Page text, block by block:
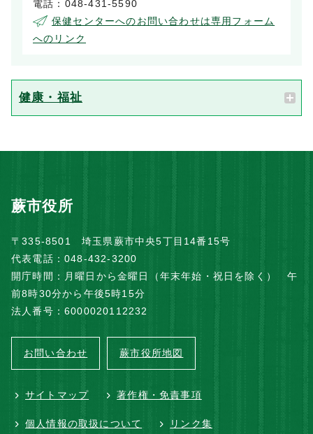
電話：048-431-5590
保健センターへのお問い合わせは専用フォーム
へのリンク
健康・福祉
蕨市役所
〒335-8501 埼玉県蕨市中央5丁目14番15号
代表電話：048-432-3200
開庁時間：月曜日から金曜日（年末年始・祝日を除く） 午
前8時30分から午後5時15分
法人番号：6000020112232
お問い合わせ 蕨市役所地図
サイトマップ 著作権・免責事項
個人情報の取扱について リンク集